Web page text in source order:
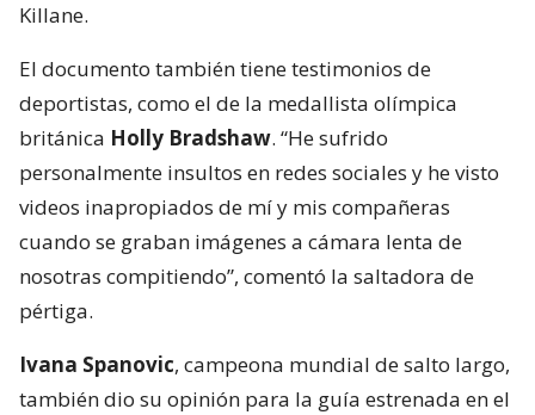
Killane.
El documento también tiene testimonios de
deportistas, como el de la medallista olímpica
británica Holly Bradshaw. “He sufrido
personalmente insultos en redes sociales y he visto
videos inapropiados de mí y mis compañeras
cuando se graban imágenes a cámara lenta de
nosotras compitiendo”, comentó la saltadora de
pértiga.
Ivana Spanovic, campeona mundial de salto largo,
también dio su opinión para la guía estrenada en el